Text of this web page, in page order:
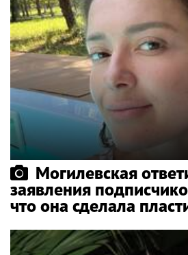
Могилевская
заявления
что она сделала